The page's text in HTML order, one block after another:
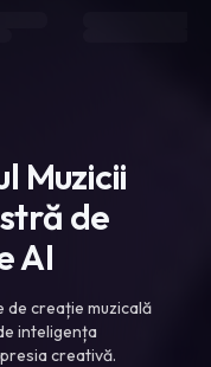
Muzicii
de
AI
de creație muzicală
inteligența
creativă.